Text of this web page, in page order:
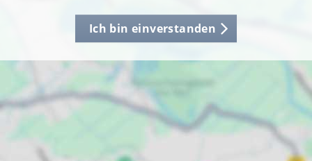
Ich bin einverstanden